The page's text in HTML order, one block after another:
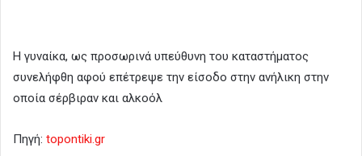
Η γυναίκα, ως προσωρινά υπεύθυνη του καταστήματος
συνελήφθη αφού επέτρεψε την είσοδο στην ανήλικη στην
οποία σέρβιραν και αλκοόλ
Πηγή: topontiki.gr